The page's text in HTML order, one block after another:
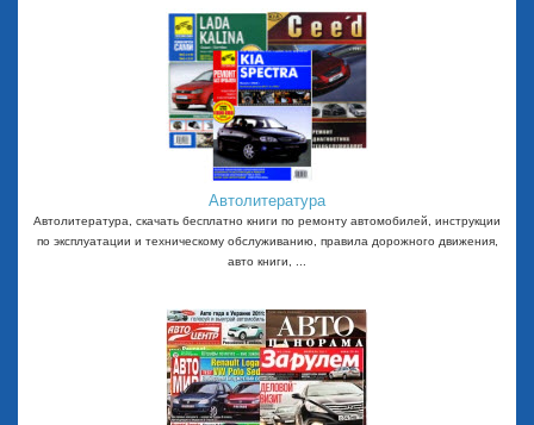
Автолитература
Автолитература, скачать бесплатно книги по ремонту автомобилей, инструкции
по эксплуатации и техническому обслуживанию, правила дорожного движения,
авто книги, ...